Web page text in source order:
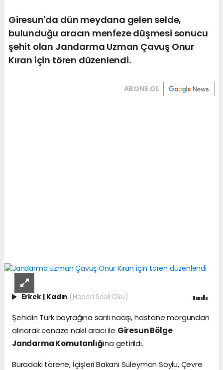
Giresun'da dün meydana gelen selde,
bulunduğu aracın menfeze düşmesi sonucu
şehit olan Jandarma Uzman Çavuş Onur
Kıran için tören düzenlendi.
ABONE OL
Erkek | Kadın (Haberi Sesli Oku)
Şehidin Türk bayrağına sarılı naaşı, hastane morgundan
alınarak cenaze nakil aracı ile Giresun Bölge
Jandarma Komutanlığına getirildi.
Buradaki törene, İçişleri Bakanı Süleyman Soylu, Çevre